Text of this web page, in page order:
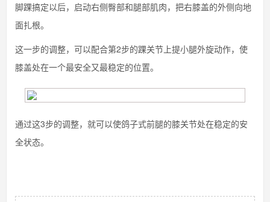
脚踝搞定以后，启动右侧臀部和腿部肌肉，把右膝盖的外侧向地
面扎根。
这一步的调整，可以配合第2步的踝关节上提小腿外旋动作，使
膝盖处在一个最安全又最稳定的位置。
通过这3步的调整，就可以使鸽子式前腿的膝关节处在稳定的安
全状态。